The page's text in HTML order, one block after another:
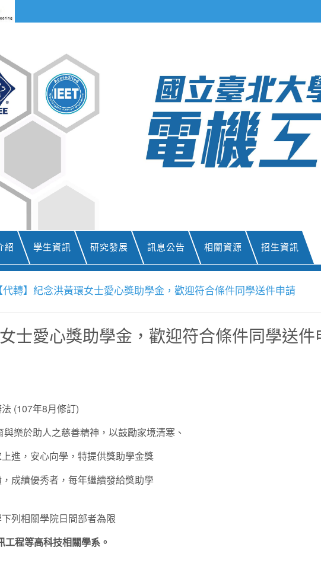
紹 學生資訊 研究發展 訊息公告 相關資源 招生資訊
【代轉】紀念洪黃環女士愛心獎助學金，歡迎符合條件同學送件申請
士愛心獎助學金，歡迎符合條件同學送件
(107年8月修訂)
樂於助人之慈善精神，以鼓勵家境清寒、
進，安心向學，特提供獎助學金獎
成績優秀者，每年繼續發給獎助學
列相關學院日間部者為限
程等高科技相關學系。